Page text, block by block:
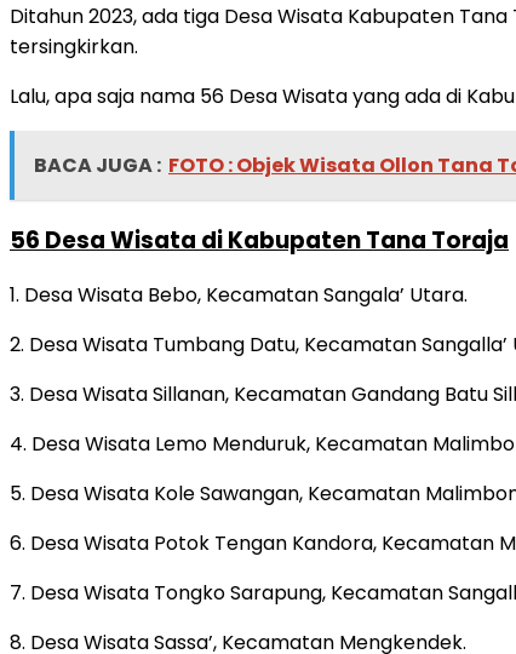
Ditahun 2023, ada tiga Desa Wisata Kabupaten
tersingkirkan.
Lalu, apa saja nama 56 Desa Wisata yang ada di
BACA JUGA : FOTO : Objek Wisata Ollon Tana
56 Desa Wisata di Kabupaten Tana Toraja
1. Desa Wisata Bebo, Kecamatan Sangala’ Utara.
2. Desa Wisata Tumbang Datu, Kecamatan Sangalla’
3. Desa Wisata Sillanan, Kecamatan Gandang Batu
4. Desa Wisata Lemo Menduruk, Kecamatan
5. Desa Wisata Kole Sawangan, Kecamatan
6. Desa Wisata Potok Tengan Kandora, Kecamatan
7. Desa Wisata Tongko Sarapung, Kecamatan
8. Desa Wisata Sassa’, Kecamatan Mengkendek.